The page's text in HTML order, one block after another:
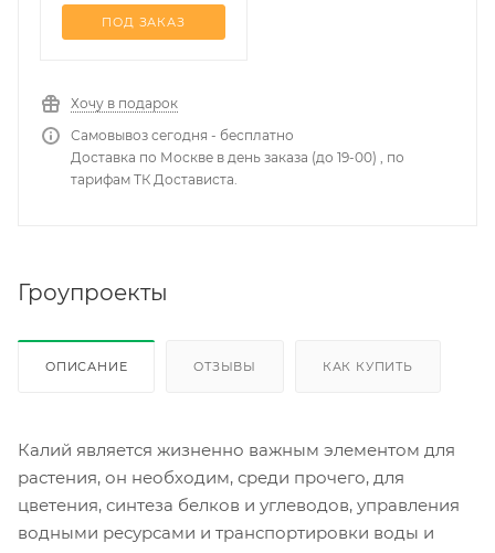
ПОД ЗАКАЗ
Хочу в подарок
Самовывоз сегодня - бесплатно
Доставка по Москве в день заказа (до 19-00) , по
тарифам ТК Достависта.
Гроупроекты
ОПИСАНИЕ ОТЗЫВЫ КАК КУПИТЬ
Калий является жизненно важным элементом для
растения, он необходим, среди прочего, для
цветения, синтеза белков и углеводов, управления
водными ресурсами и транспортировки воды и